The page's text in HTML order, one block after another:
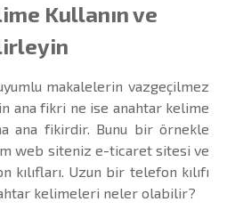
Kullanın ve
makalelerin vazgeçilmez
ana fikri ne ise anahtar kelime
ana fikirdir. Bunu bir örnekle
web siteniz e-ticaret sitesi ve
Uzun bir telefon kılıfı
kelimeleri neler olabilir?